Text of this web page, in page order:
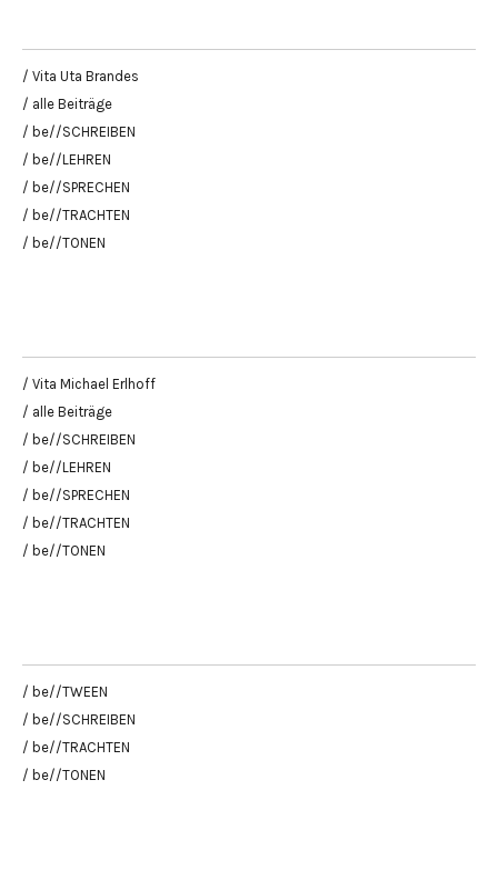
/ Vita Uta Brandes
/ alle Beiträge
/ be//SCHREIBEN
/ be//LEHREN
/ be//SPRECHEN
/ be//TRACHTEN
/ be//TONEN
/ Vita Michael Erlhoff
/ alle Beiträge
/ be//SCHREIBEN
/ be//LEHREN
/ be//SPRECHEN
/ be//TRACHTEN
/ be//TONEN
/ be//TWEEN
/ be//SCHREIBEN
/ be//TRACHTEN
/ be//TONEN